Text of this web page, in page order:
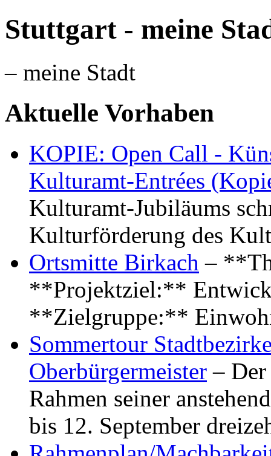
Stuttgart - meine
– meine Stadt
Aktuelle Vorhaben
KOPIE: Open Call -
Kulturamt-Entrées
Kulturamt-Jubiläums
Kulturförderung des
Ortsmitte Birkach –
**Projektziel:**
**Zielgruppe:**
Sommertour
Oberbürgermeister –
Rahmen seiner
bis 12. September